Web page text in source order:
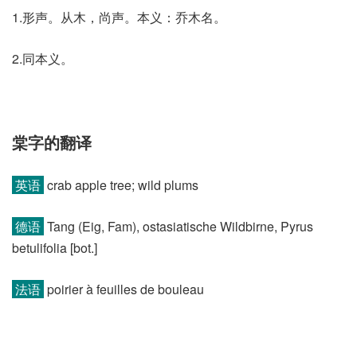
1.形声。从木，尚声。本义：乔木名。
2.同本义。
棠字的翻译
英语 crab apple tree; wild plums
德语 Tang (Eig, Fam)​, ostasiatische Wildbirne, Pyrus
betulifolia [bot.]
法语 poirier à feuilles de bouleau